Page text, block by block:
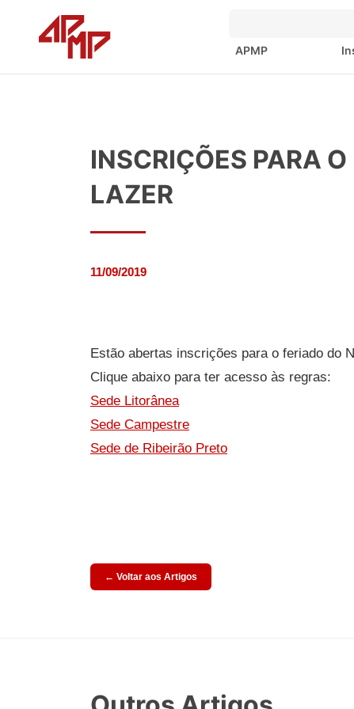
APMP
INSCRIÇÕES PARA
LAZER
11/09/2019
Estão abertas inscrições para o feriado do
Clique abaixo para ter acesso às regras:
Sede Litorânea
Sede Campestre
Sede de Ribeirão Preto
← Voltar aos Artigos